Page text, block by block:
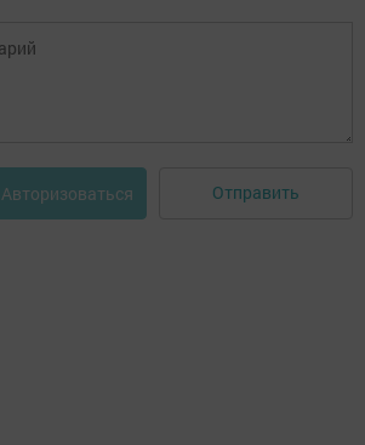
Авторизоваться Отправить